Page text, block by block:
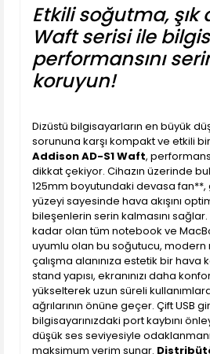
Etkili soğutma, şık
Waft serisi ile
performansını
koruyun!
Dizüstü bilgisayarların en büyük
sorununa karşı kompakt ve etkili
Addison AD-S1 Waft,
dikkat çekiyor. Cihazın üzerinde
125mm boyutundaki devasa fan**,
yüzeyi sayesinde hava akışını
bileşenlerin serin kalmasını
kadar olan tüm notebook ve
uyumlu olan bu soğutucu, modern
çalışma alanınıza estetik bir hava
stand yapısı, ekranınızı daha
yükselterek uzun süreli
ağrılarının önüne geçer. Çift USB
bilgisayarınızdaki port kaybını
düşük ses seviyesiyle
maksimum verim sunar.